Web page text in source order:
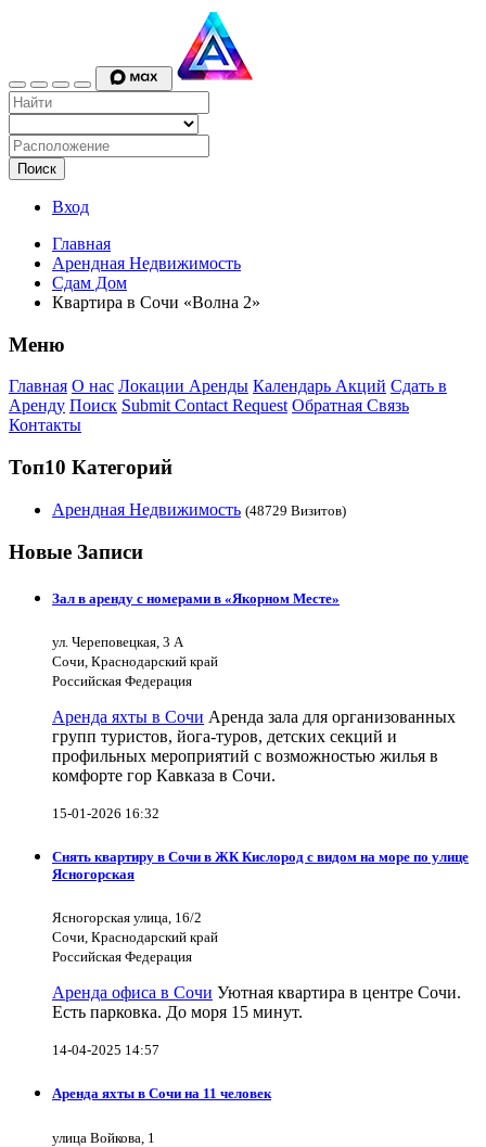
Поиск
Вход
Главная
Арендная Недвижимость
Сдам Дом
Квартира в Сочи «Волна 2»
Меню
Главная О нас Локации Аренды Календарь Акций Сдать в
Аренду Поиск Submit Contact Request Обратная Связь
Контакты
Топ10 Категорий
Арендная Недвижимость (48729 Визитов)
Новые Записи
Зал в аренду с номерами в «Якорном Месте»
ул. Череповецкая, 3 А
Сочи, Краснодарский край
Российская Федерация
Аренда яхты в Сочи Аренда зала для организованных
групп туристов, йога-туров, детских секций и
профильных мероприятий с возможностью жилья в
комфорте гор Кавказа в Сочи.
15-01-2026 16:32
Снять квартиру в Сочи в ЖК Кислород с видом на море по улице
Ясногорская
Ясногорская улица, 16/2
Сочи, Краснодарский край
Российская Федерация
Аренда офиса в Сочи Уютная квартира в центре Сочи.
Есть парковка. До моря 15 минут.
14-04-2025 14:57
Аренда яхты в Сочи на 11 человек
улица Войкова, 1